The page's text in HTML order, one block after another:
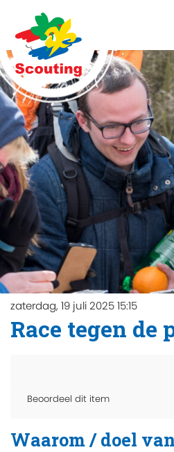
zaterdag, 19 juli 2025 15:15
Race tegen de
Beoordeel dit item
Waarom / doel